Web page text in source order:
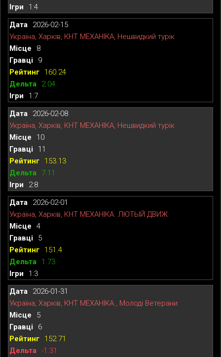
1:4
2026-02-15
Україна, Харків, КНТ МЕХАНІКА, Нешвидкий турік
8
9
160.24
2.04
1:7
2026-02-08
Україна, Харків, КНТ МЕХАНІКА, Нешвидкий турік
10
11
153.13
7.11
2:8
2026-02-01
Україна, Харків, КНТ МЕХАНІКА. ЛЮТЫЙ ДВИЖ
4
5
151.4
1.73
1:3
2026-01-31
Україна, Харків, КНТ МЕХАНІКА., Молоді Ветерани
5
6
152.71
-1.31